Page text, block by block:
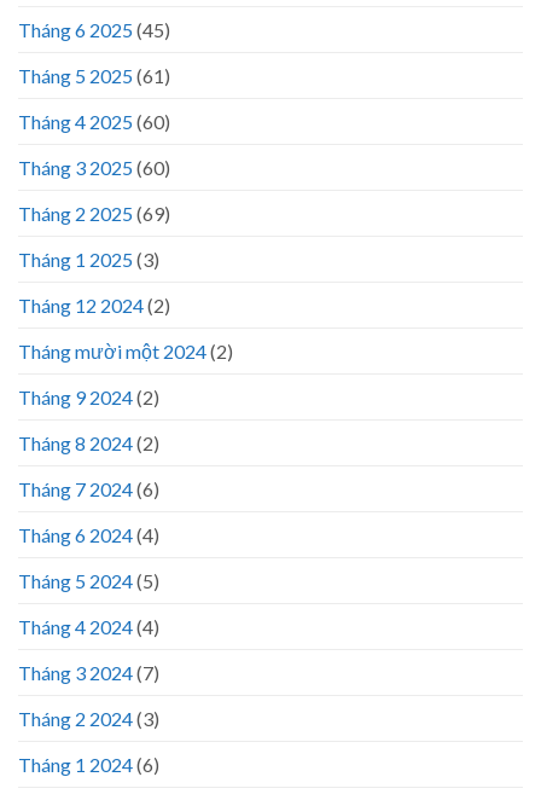
Tháng 6 2025(45)
Tháng 5 2025(61)
Tháng 4 2025(60)
Tháng 3 2025(60)
Tháng 2 2025(69)
Tháng 1 2025(3)
Tháng 12 2024(2)
Tháng mười một 2024(2)
Tháng 9 2024(2)
Tháng 8 2024(2)
Tháng 7 2024(6)
Tháng 6 2024(4)
Tháng 5 2024(5)
Tháng 4 2024(4)
Tháng 3 2024(7)
Tháng 2 2024(3)
Tháng 1 2024(6)